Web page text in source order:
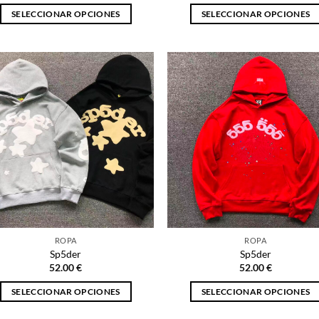
SELECCIONAR OPCIONES
tiene
múltiples
variantes.
Las
opciones
se
pueden
elegir
en
la
página
de
producto
SELECCIONAR OPCIONES
tiene
múltiples
variantes.
Las
opciones
se
pueden
elegir
en
la
página
de
producto
ROPA
Sp5der
52.00€
SELECCIONAR OPCIONES
ROPA
Sp5der
52.00€
SELECCIONAR OPCIONES